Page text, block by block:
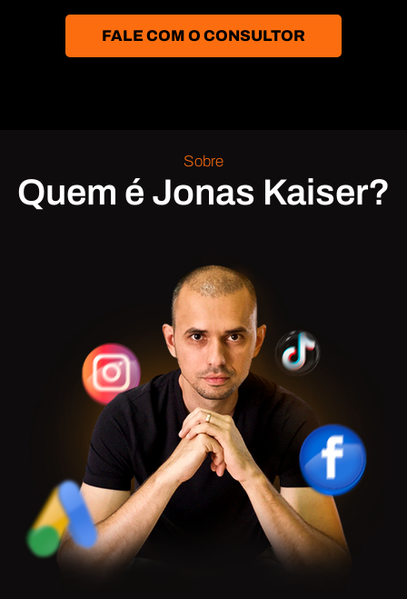
FALE COM O CONSULTOR
Sobre
Quem é Jonas Kaiser?